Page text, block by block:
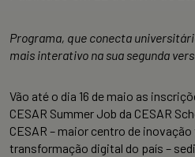
Programa, que conecta
mais interativo na sua segunda
Vão até o dia 16 de maio as
CESAR Summer Job da CESAR
CESAR – maior centro de
transformação digital do país –